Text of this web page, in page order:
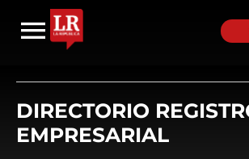
DIRECTORIO
EMPRESARIAL